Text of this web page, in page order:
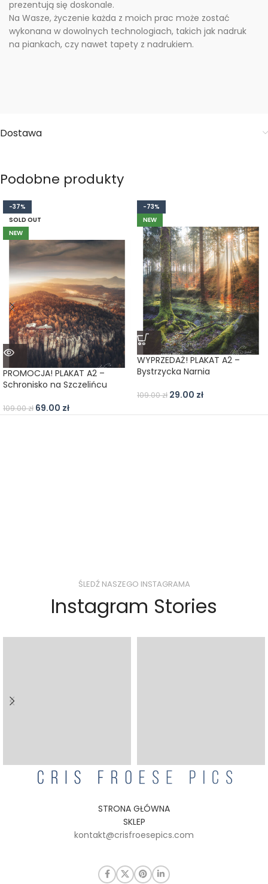
prezentują się doskonale.
Na Wasze, życzenie każda z moich prac może zostać
wykonana w dowolnych technologiach, takich jak nadruk
na piankach, czy nawet tapety z nadrukiem.
Dostawa
Podobne produkty
-37%
SOLD OUT
NEW
PROMOCJA! PLAKAT A2 –
Schronisko na Szczelińcu
109.00zł 69.00 zł
-73%
NEW
WYPRZEDAŻ! PLAKAT A2 –
Bystrzycka Narnia
109.00zł 29.00 zł
ŚLEDŹ NASZEGO INSTAGRAMA
Instagram Stories
STRONA GŁÓWNA
SKLEP
kontakt@crisfroesepics.com